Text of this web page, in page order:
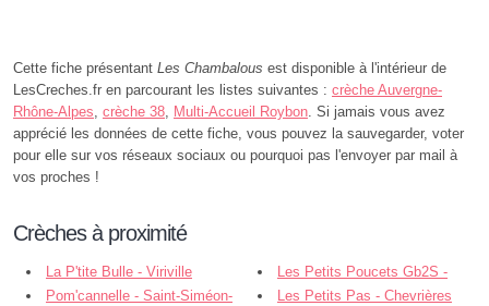
Cette fiche présentant Les Chambalous est disponible à l'intérieur de
LesCreches.fr en parcourant les listes suivantes : crèche Auvergne-
Rhône-Alpes, crèche 38, Multi-Accueil Roybon. Si jamais vous avez
apprécié les données de cette fiche, vous pouvez la sauvegarder, voter
pour elle sur vos réseaux sociaux ou pourquoi pas l'envoyer par mail à
vos proches !
Crèches à proximité
La P'tite Bulle - Viriville
Les Petits Poucets Gb2S -
Viriville
Pom'cannelle - Saint-Siméon-
Les Petits Pas - Chevrières